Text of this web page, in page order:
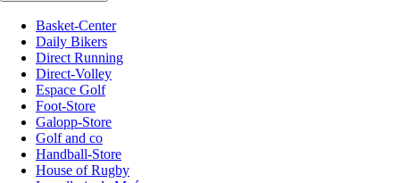
Basket-Center
Daily Bikers
Direct Running
Direct-Volley
Espace Golf
Foot-Store
Galopp-Store
Golf and co
Handball-Store
House of Rugby